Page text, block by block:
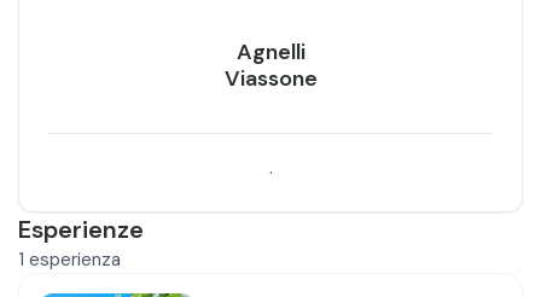
Esperienze
1 esperienza
Agnelli
Viassone
.